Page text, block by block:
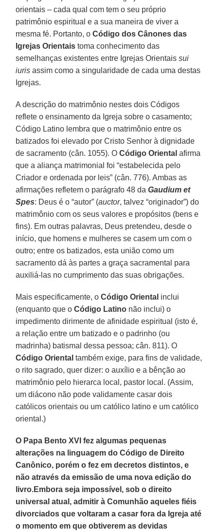
orientais – cada qual com tem o seu próprio
patrimônio espiritual e a sua maneira de viver a
mesma fé. Portanto, oCódigo dos Cânones das
Igrejas Orientais toma conhecimento das
semelhanças existentes entre Igrejas Orientaissui
iuris assim como a singularidade de cada uma destas
Igrejas.
A descrição do matrimônio nestes dois Códigos
reflete o ensinamento da Igreja sobre o casamento;
Código Latino lembra que o matrimônio entre os
batizados foi elevado por Cristo Senhor à dignidade
de sacramento (cân. 1055). OCódigo Oriental afirma
que a aliança matrimonial foi “estabelecida pelo
Criador e ordenada por leis” (cân. 776). Ambas as
afirmações refletem o parágrafo 48 daGaudium et
Spes: Deus é o “autor” (auctor, talvez “originador”) do
matrimônio com os seus valores e propósitos (bens e
fins). Em outras palavras, Deus pretendeu, desde o
início, que homens e mulheres se casem um com o
outro; entre os batizados, esta união como um
sacramento dá às partes a graça sacramental para
auxiliá-las no cumprimento das suas obrigações.
Mais especificamente, oCódigo Oriental inclui
(enquanto que oCódigo Latino não inclui) o
impedimento dirimente de afinidade espiritual (isto é,
a relação entre um batizado e o padrinho (ou
madrinha) batismal dessa pessoa; cân. 811). O
Código Oriental também exige, para fins de validade,
o rito sagrado, quer dizer: o auxílio e a bênção ao
matrimônio pelo hierarca local, pastor local. (Assim,
um diácono não pode validamente casar dois
católicos orientais ou um católico latino e um católico
oriental.)
O Papa Bento XVI fez algumas pequenas
alterações na linguagem do Código de Direito
Canônico, porém o fez em decretos distintos, e
não através da emissão de uma nova edição do
livro.Embora seja impossível, sob o direito
universal atual, admitir à Comunhão aqueles fiéis
divorciados que voltaram a casar fora da Igreja até
o momento em que obtiverem as devidas